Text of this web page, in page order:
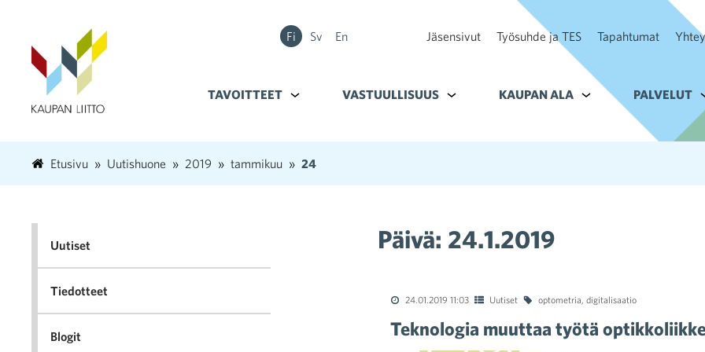
Fi Sv En Jäsensivut Työsuhde ja TES Tapahtumat
TAVOITTEET Alavalikko kohteelle Tavoitteet
VASTUULLISUUS Alavalikko kohteelle Vastuullisuus
KAUPAN ALA Alavalikko kohteelle
PALVELUT
Etusivu Uutishuone 2019 tammikuu 24
Päivä: 24.1.2019
24.01.2019 11:03 Uutiset optometria, digitalisaatio
Teknologia muuttaa työtä
Uutiset
Tiedotteet
Blogit